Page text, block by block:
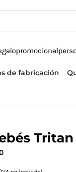
de fabricación